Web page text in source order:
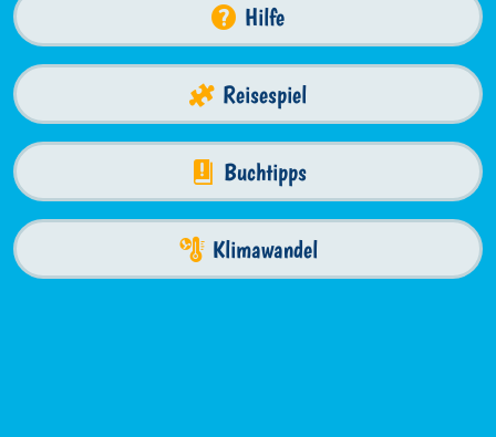
Hilfe
Reisespiel
Buchtipps
Klimawandel